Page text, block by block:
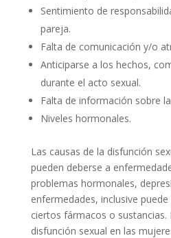
Sentimiento de
pareja.
Falta de comunicación y/o
Anticiparse a los hechos,
durante el acto sexual.
Falta de información sobre
Niveles hormonales.
Las causas de la disfunción
pueden deberse a
problemas hormonales,
enfermedades, inclusive
ciertos fármacos o sustancias.
disfunción sexual en las